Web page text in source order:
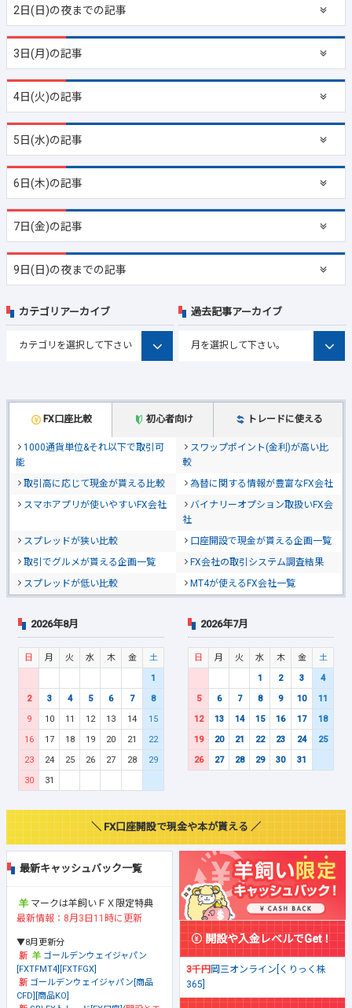
2日(日)の夜までの記事
3日(月)の記事
4日(火)の記事
5日(水)の記事
6日(木)の記事
7日(金)の記事
9日(日)の夜までの記事
FX口座比較 初心者向け トレードに使える
1000通貨単位&それ以下で取引可
能
スワップポイント(金利)が高い比
較
取引高に応じて現金が貰える比較
為替に関する情報が豊富なFX会社
スマホアプリが使いやすいFX会社
バイナリーオプション取扱いFX会
社
スプレッドが狭い比較
口座開設で現金が貰える企画一覧
取引でグルメが貰える企画一覧
FX会社の取引システム調査結果
スプレッドが低い比較
MT4が使えるFX会社一覧
カテゴリアーカイブ 過去記事アーカイブ
2026年8月
日 月 火 水 木 金
土
1
2
3 4 5 6 7
8
9
10 11 12 13 14
15
16
17 18 19 20 21
22
23
24 25 26 27 28
29
30
31
2026年7月
日 月 火 水 木 金
土
1
2 3
4
5
6 7 8 9 10
11
12
13 14 15 16 17
18
19
20 21 22 23 24
25
26
27 28 29 30 31
＼ FX口座開設で現金や本が貰える ／
最新キャッシュバック一覧
マークは羊飼いＦＸ限定特典
最新情報：8月3日11時に更新
▼8月更新分
ゴールデンウェイジャパン
[FXTFMT4][FXTFGX]
ゴールデンウェイジャパン[商品
CFD][商品KO]
開設や入金レベルでGet！
3千円岡三オンライン[くりっく株
365]